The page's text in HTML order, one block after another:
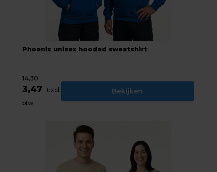
Phoenix unisex hooded sweatshirt
14,30
3,47
Excl.
btw
Bekijken